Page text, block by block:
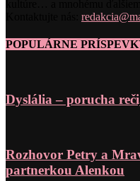
POPULÁRNE
Dyslália – porucha
Rozhovor Petry a
partnerkou Alenkou